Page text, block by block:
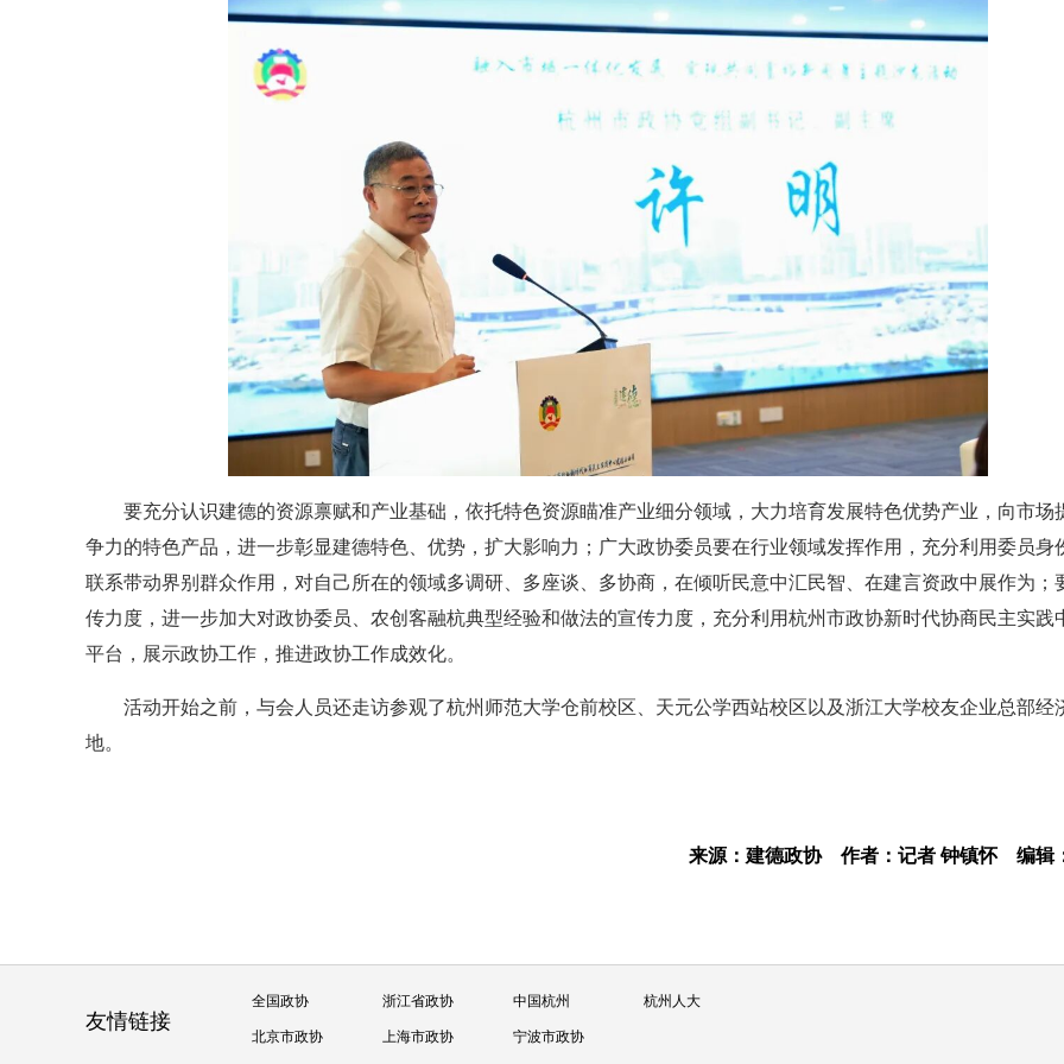
要充分认识建德的资源禀赋和产业基础，依托特色资源瞄准产业细分领域，大力培育发展特色优势产业，向市场
争力的特色产品，进一步彰显建德特色、优势，扩大影响力；广大政协委员要在行业领域发挥作用，充分利用委员身
联系带动界别群众作用，对自己所在的领域多调研、多座谈、多协商，在倾听民意中汇民智、在建言资政中展作为；
传力度，进一步加大对政协委员、农创客融杭典型经验和做法的宣传力度，充分利用杭州市政协新时代协商民主实践
平台，展示政协工作，推进政协工作成效化。
活动开始之前，与会人员还走访参观了杭州师范大学仓前校区、天元公学西站校区以及浙江大学校友企业总部经
地。
来源：建德政协 作者：记者 钟镇怀 编辑
友情链接
全国政协 浙江省政协 中国杭州 杭州人大
北京市政协 上海市政协 宁波市政协